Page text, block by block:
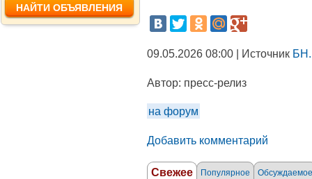
09.05.2026 08:00 | Источник
Автор: пресс-релиз
на форум
Добавить комментарий
Свежее Популярное Обсуждаемое